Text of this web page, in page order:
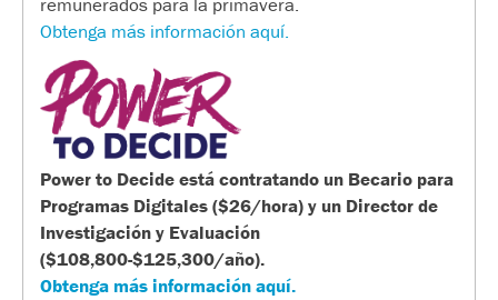
Obtenga más información aquí.
Power to Decide está contratando un Becario para
Programas Digitales ($26/hora) y un Director de
Investigación y Evaluación
($108,800-$125,300/año).
Obtenga más información aquí.